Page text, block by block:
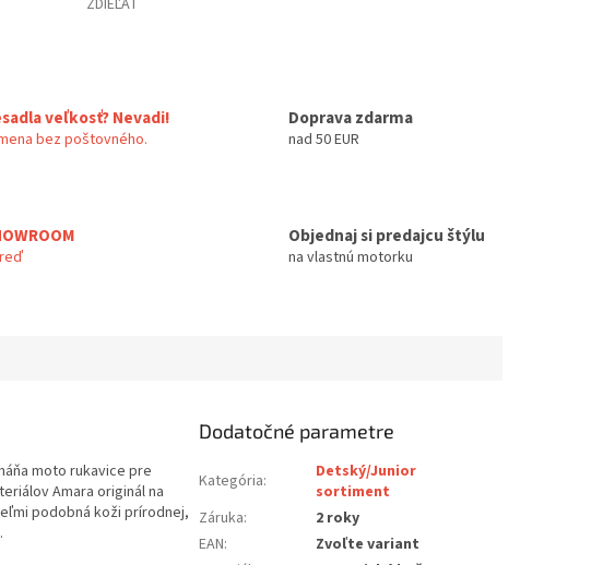
veľkosť? Nevadi!
bez poštovného.
Doprava zdarma
nad 50 EUR
Objednaj si predajcu štýlu
na vlastnú motorku
moto rukavice pre
Amara originál na
podobná koži prírodnej,
Dodatočné parametre
Kategória:
Detský/Junior
sortiment
Záruka:
2 roky
EAN:
Zvoľte variant